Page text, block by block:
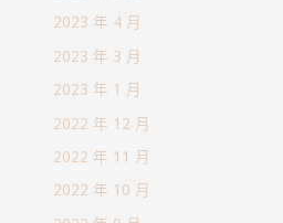
2023 年 4 月
2023 年 3 月
2023 年 1 月
2022 年 12 月
2022 年 11 月
2022 年 10 月